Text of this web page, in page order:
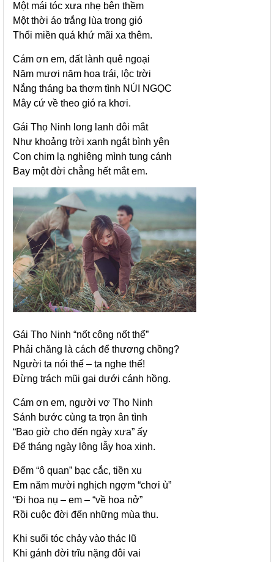
Một mái tóc xưa nhẹ bên thềm
Một thời áo trắng lùa trong gió
Thổi miền quá khứ mãi xa thêm.
Cám ơn em, đất lành quê ngoại
Năm mươi năm hoa trái, lộc trời
Nắng tháng ba thơm tình NÚI NGỌC
Mây cứ về theo gió ra khơi.
Gái Thọ Ninh long lanh đôi mắt
Như khoảng trời xanh ngắt bình yên
Con chim lạ nghiêng mình tung cánh
Bay một đời chẳng hết mắt em.
Gái Thọ Ninh “nốt công nốt thể”
Phải chăng là cách để thương chồng?
Người ta nói thế – ta nghe thế!
Đừng trách mũi gai dưới cánh hồng.
Cám ơn em, người vợ Thọ Ninh
Sánh bước cùng ta trọn ân tình
“Bao giờ cho đến ngày xưa” ấy
Để tháng ngày lộng lẫy hoa xinh.
Đếm “ô quan” bạc cắc, tiền xu
Em năm mười nghịch ngợm “chơi ù”
“Đi hoa nụ – em – “về hoa nở”
Rồi cuộc đời đến những mùa thu.
Khi suối tóc chảy vào thác lũ
Khi gánh đời trĩu nặng đôi vai